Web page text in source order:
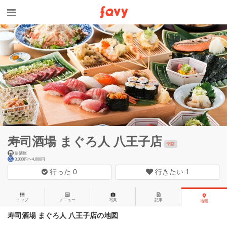
寿司酒場 まぐろ人 八王子店
閉店
居酒屋
3,000円〜4,000円
行った0 行きたい 1
トップ メニュー 写真 記事 地図
寿司酒場 まぐろ人 八王子店の地図